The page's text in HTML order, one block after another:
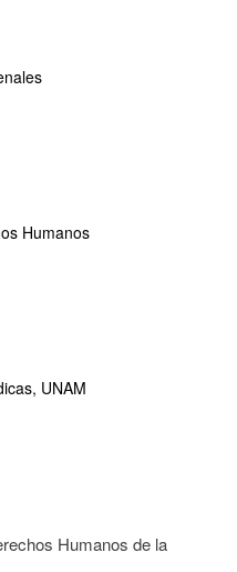
Humanos
UNAM
Humanos de la